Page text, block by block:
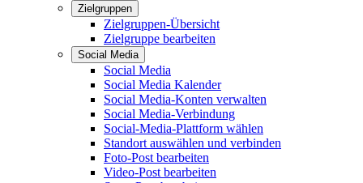
Zielgruppen
Zielgruppen-Übersicht
Zielgruppe bearbeiten
Social Media
Social Media
Social Media Kalender
Social Media-Konten verwalten
Social Media-Verbindung
Social-Media-Plattform wählen
Standort auswählen und verbinden
Foto-Post bearbeiten
Video-Post bearbeiten